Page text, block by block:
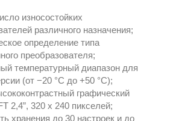
износостойких
различного назначения;
определение типа
преобразователя;
температурный диапазон для
(от −20 °С до +50 °С);
графический
2,4”, 320 x 240 пикселей;
хранения до 30 настроек и до